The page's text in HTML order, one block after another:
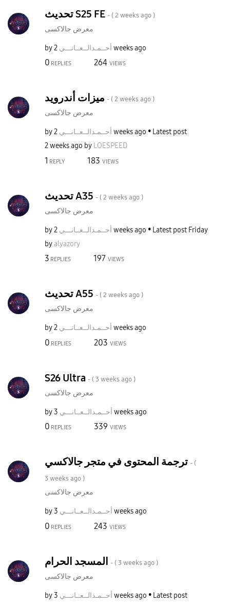
تحديث S25 FE - ( 2 weeks ago )
معرض جالاكسى
by أحــمـدالــعــانـــي 2 weeks ago
0 REPLIES 264 VIEWS
- ( 2 weeks ago )
معرض جالاكسى
by أحــمـدالــعــانـــي 2 weeks ago
Latest post
2 weeks ago by LOESPEED
1 REPLY 183 VIEWS
تحديث A35 - ( 2 weeks ago )
معرض جالاكسى
by أحــمـدالــعــانـــي 2 weeks ago Latest post Friday
byalyazory
3 REPLIES 197 VIEWS
تحديث A55 - ( 2 weeks ago )
معرض جالاكسى
by أحــمـدالــعــانـــي 2 weeks ago
0 REPLIES 203 VIEWS
S26 Ultra - ( 3 weeks ago )
معرض جالاكسى
by أحــمـدالــعــانـــي 3 weeks ago
0 REPLIES 339 VIEWS
ترجمة المحتوى في متجر جالاكسي - (
3 weeks ago )
معرض جالاكسى
by أحــمـدالــعــانـــي 3 weeks ago
0 REPLIES 243 VIEWS
- ( 3 weeks ago )
معرض جالاكسى
by أحــمـدالــعــانـــي 3 weeks ago
Latest post